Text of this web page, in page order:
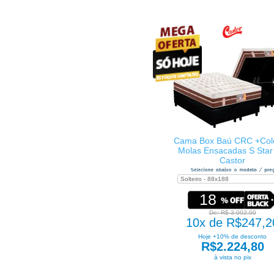
Cama Box Baú CRC
Molas Ensacadas S
Castor
18
De: R$ 3.002,00
10x de
Hoje +10% de desconto
R$2.224,80
à vista no pix